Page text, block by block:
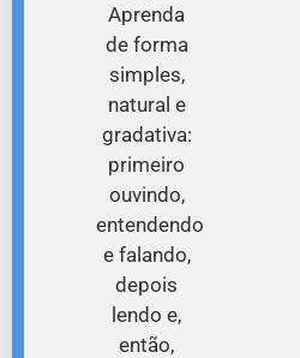
Aprenda
de forma
simples,
natural e
gradativa:
primeiro
ouvindo,
entendendo
e falando,
depois
lendo e,
então,